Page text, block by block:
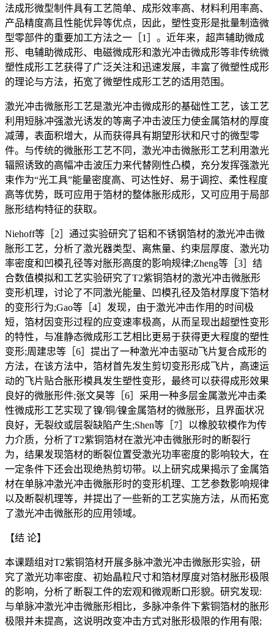
法成形微型制件具有工艺简单、成形效率高、材料利用率高、
产品精度高且性能优异等优点，因此，塑性变形是批量制造微
型零部件的重要加工方法之一［1］。近年来，超声辅助微成
形、电辅助微成形、电磁微成形和激光冲击微成形等非传统微
塑性成形工艺获得了广泛关注和迅速发展，丰富了微塑性成形
的理论与方法，拓宽了微塑性成形工艺的适用范围。
激光冲击微胀形工艺是激光冲击微成形的基础性工艺，该工艺
利用短脉冲强激光诱发的等离子冲击波压力使金属箔材的厚度
减薄，表面积增大，从而获得具有期望形状和尺寸的微型零
件。与传统的微胀形工艺不同，激光冲击微胀形工艺利用激光
辐照诱致的高幅冲击波压力来代替刚性凸模，充分发挥强激光
束作为“光工具”能量密度高、可达性好、易于调控、柔性程度
高等优势，既可应用于箔材的整体胀形成形，又可应用于局部
胀形结构特征的获取。
Niehoff等［2］通过实验研究了铝和不锈钢箔材的激光冲击微
胀形工艺，分析了激光器类型、离焦量、约束层厚度、激光功
率密度和凹模孔径等对胀形高度的影响规律;Zheng等［3］结
合数值模拟和工艺实验研究了T2紫铜箔材的激光冲击微胀形
变形机理，讨论了不同激光能量、凹模孔径及箔材厚度下箔材
的变形行为;Gao等［4］发现，由于激光冲击作用的时间极
短，箔材因变形过程的应变速率极高，从而呈现出超塑性变形
的特性，与准静态微成形工艺相比更易于获得更大程度的塑性
变形;周建忠等［6］提出了一种激光冲击驱动飞片复合成形的
方法，在该方法中，箔材首先发生剪切变形形成飞片，高速运
动的飞片贴合胀形模具发生塑性变形，最终可以获得成形效果
良好的微胀形件;张文昊等［6］采用一种多层金属激光冲击柔
性微成形工艺实现了镍/铜/镍金属箔材的微胀形，且界面状况
良好，无裂纹或层裂缺陷产生;Shen等［7］以橡胶软模作为传
力介质，分析了T2紫铜箔材在激光冲击微胀形时的断裂行
为，结果发现箔材的断裂位置受激光功率密度的影响较大，在
一定条件下还会出现绝热剪切带。以上研究成果揭示了金属箔
材在单脉冲激光冲击微胀形时的变形机理、工艺参数影响规律
以及断裂机理等，并提出了一些新的工艺实施方法，从而拓宽
了激光冲击微胀形的应用领域。
【结 论】
本课题组对T2紫铜箔材开展多脉冲激光冲击微胀形实验，研
究了激光功率密度、初始晶粒尺寸和箔材厚度对箔材胀形极限
的影响，分析了断裂工件的宏观和微观断口形貌。研究发现:
与单脉冲激光冲击微胀形相比，多脉冲条件下紫铜箔材的胀形
极限并未提高，这说明改变冲击方式对胀形极限的作用有限;